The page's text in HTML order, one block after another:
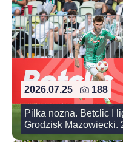
2026.07.25 188
Pilka nozna. Betclic I
Grodzisk Mazowiecki.